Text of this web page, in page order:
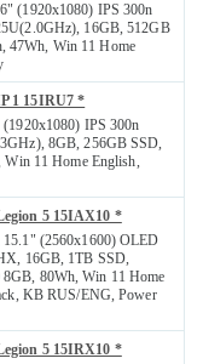
(1920x1080) IPS 300n
16GB, 512GB
47Wh, Win 11 Home
1 15IRU7 *
IPS 300n
8GB, 256GB SSD,
11 Home English,
5 15IAX10 *
(2560x1600) OLED
16GB, 1TB SSD,
80Wh, Win 11 Home
KB RUS/ENG, Power
5 15IRX10 *